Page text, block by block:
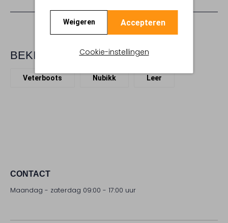
Weigeren Accepteren
Cookie-instellingen
BEKIJK MEER
Veterboots Nubikk Leer
CONTACT
Maandag - zaterdag 09:00 - 17:00 uur